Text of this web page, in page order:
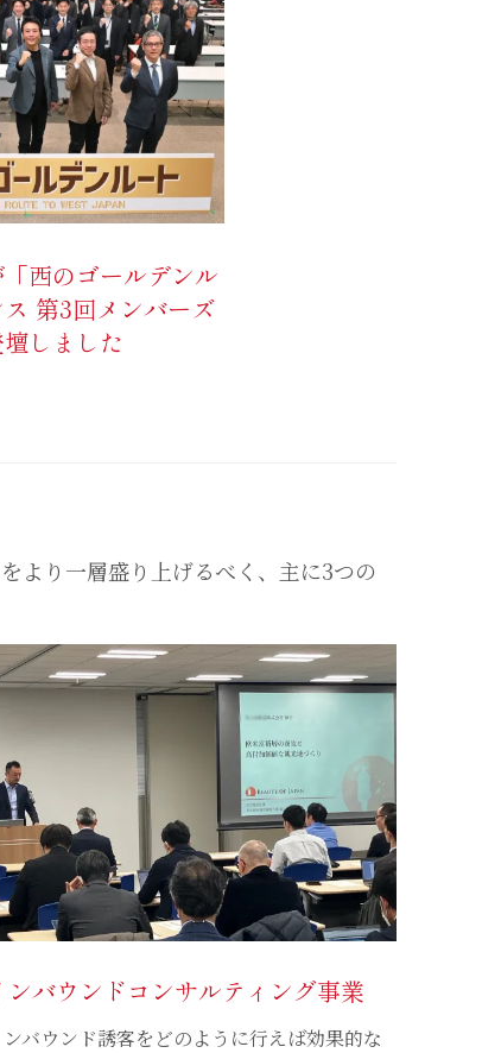
西のゴールデンル
第3回メンバーズ
しました
より一層盛り上げるべく、主に3つの
ンバウンドコンサルティング事業
バウンド誘客をどのように行えば効果的な